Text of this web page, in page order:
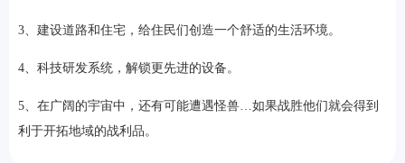
3、建设道路和住宅，给住民们创造一个舒适的生活环境。
4、科技研发系统，解锁更先进的设备。
5、在广阔的宇宙中，还有可能遭遇怪兽…如果战胜他们就会得到
利于开拓地域的战利品。